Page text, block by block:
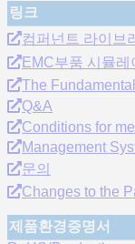
링크
컴퍼넌트 라이브
EMC부품 시뮬레
The
Q&A
Conditions for
Management
문의
Changes to the
제품환경증명서